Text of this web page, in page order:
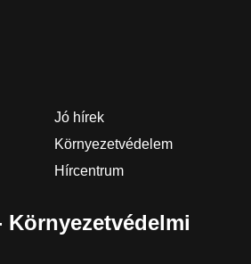
Jó hírek
Környezetvédelem
Hírcentrum
Környezetvédelmi